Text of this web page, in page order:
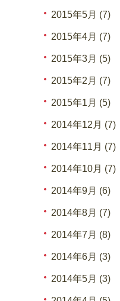
2015年5月 (7)
2015年4月 (7)
2015年3月 (5)
2015年2月 (7)
2015年1月 (5)
2014年12月 (7)
2014年11月 (7)
2014年10月 (7)
2014年9月 (6)
2014年8月 (7)
2014年7月 (8)
2014年6月 (3)
2014年5月 (3)